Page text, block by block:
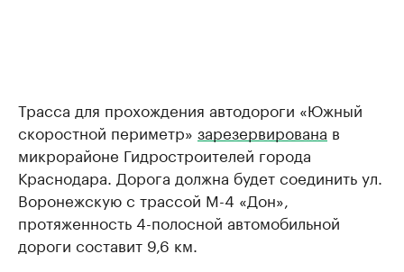
Трасса для прохождения автодороги «Южный
скоростной периметр» зарезервирована в
микрорайоне Гидростроителей города
Краснодара. Дорога должна будет соединить ул.
Воронежскую с трассой М-4 «Дон»,
протяженность 4-полосной автомобильной
дороги составит 9,6 км.